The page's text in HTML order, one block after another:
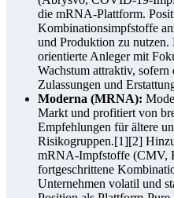
die mRNA-Plattform.
Kombinationsimpfstoffe
und Produktion zu
orientierte Anleger mit
Wachstum attraktiv, sofern
Zulassungen und
Moderna (MRNA):
Markt und profitiert von
Empfehlungen für ältere
Risikogruppen.[1][2]
mRNA-Impfstoffe (CMV,
fortgeschrittene
Unternehmen volatil und